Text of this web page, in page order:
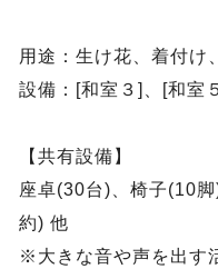
用途：生け花、着付け
設備：[和室３]、[和室
【共有設備】
座卓(30台)、椅子(10
約) 他
※大きな音や声を出す